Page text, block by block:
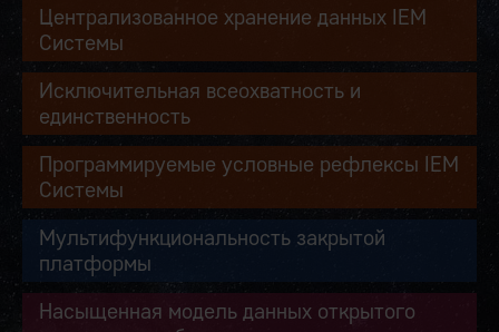
Централизованное хранение данных IEM
Системы
Исключительная всеохватность и
единственность
Программируемые условные рефлексы IEM
Системы
Мультифункциональность закрытой
платформы
Насыщенная модель данных открытого